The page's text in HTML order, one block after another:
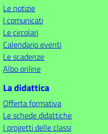
Le notizie
I comunicati
Le circolari
Calendario eventi
Le scadenze
Albo online
La didattica
Offerta formativa
Le schede didattiche
I progetti delle classi